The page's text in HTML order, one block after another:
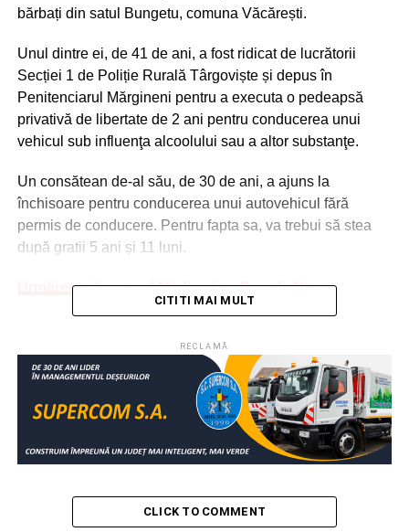
bărbați din satul Bungetu, comuna Văcărești.
Unul dintre ei, de 41 de ani, a fost ridicat de lucrătorii
Secției 1 de Poliție Rurală Târgoviște și depus în
Penitenciarul Mărgineni pentru a executa o pedeapsă
privativă de libertate de 2 ani pentru conducerea unui
vehicul sub influenţa alcoolului sau a altor substanţe.
Un consătean de-al său, de 30 de ani, a ajuns la
închisoare pentru conducerea unui autovehicul fără
permis de conducere. Pentru fapta sa, va trebui să stea
după gratii 5 ani și 11 luni.
Urmărește Incomod Media și pe Google News
ÎNCHISOARE
PERMIS SOCIAL
Gabriel Purcaru va fi noul lider al PSD Moreni
Sute de amenzi aplicate și zeci de metri cubi de
CITITI MAI MULT
RECLAMĂ
CLICK TO COMMENT